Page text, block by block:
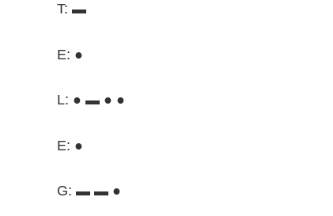
T: ▬
E: ●
L: ● ▬ ● ●
E: ●
G: ▬ ▬ ●